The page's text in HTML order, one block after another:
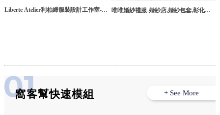
Liberte Atelier利柏締服裝設計工作室-婚
唯唯婚紗禮服-婚紗店,婚紗包套,彰化婚
窩客幫快速模組 + See More